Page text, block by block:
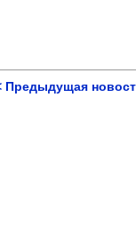
Предыдущая